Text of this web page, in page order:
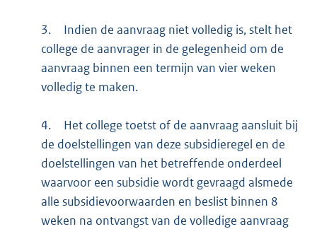
3.
Indien de aanvraag niet volledig is, stelt het
college de aanvrager in de gelegenheid om de
aanvraag binnen een termijn van vier weken
volledig te maken.
4.
Het college toetst of de aanvraag aansluit bij
de doelstellingen van deze subsidieregel en de
doelstellingen van het betreffende onderdeel
waarvoor een subsidie wordt gevraagd alsmede
alle subsidievoorwaarden en beslist binnen 8
weken na ontvangst van de volledige aanvraag